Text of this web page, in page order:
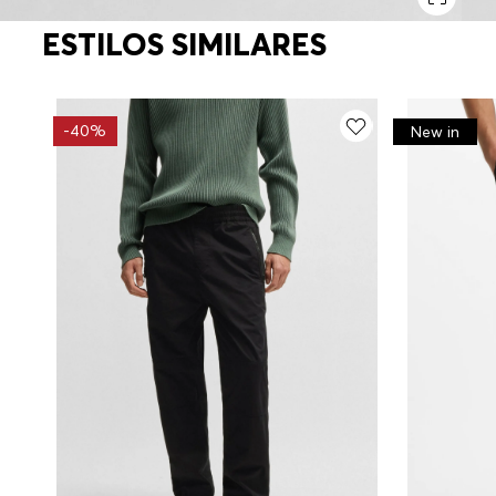
ESTILOS SIMILARES
-40% New in